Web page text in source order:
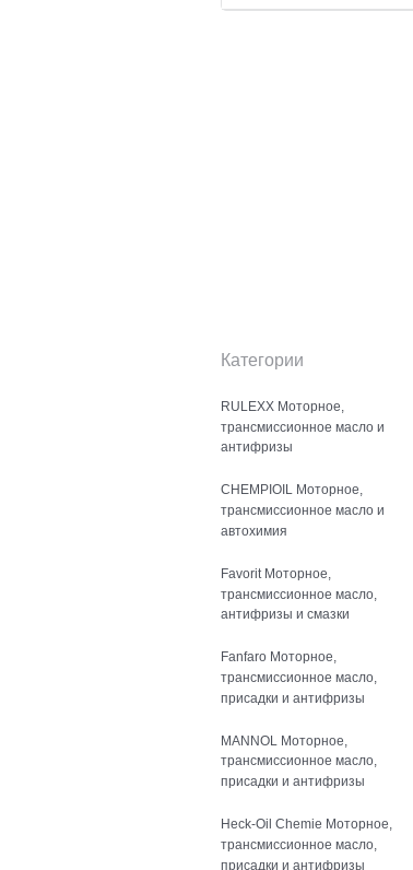
Категории
RULEXX Моторное,
трансмиссионное масло и
антифризы
CHEMPIOIL Моторное,
трансмиссионное масло и
автохимия
Favorit Моторное,
трансмиссионное масло,
антифризы и смазки
Fanfaro Моторное,
трансмиссионное масло,
присадки и антифризы
MANNOL Моторное,
трансмиссионное масло,
присадки и антифризы
Heck-Oil Chemie Моторное,
трансмиссионное масло,
присадки и антифризы